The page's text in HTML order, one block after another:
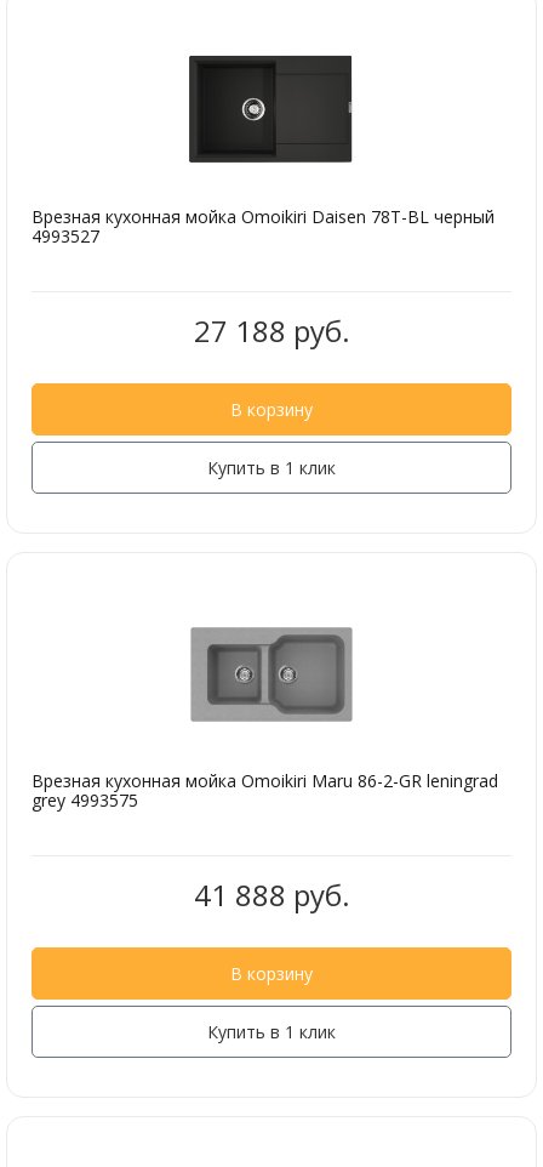
Врезная кухонная мойка Omoikiri Daisen 78T-BL черный
4993527
27 188 руб.
В корзину
Купить в 1 клик
Врезная кухонная мойка Omoikiri Maru 86-2-GR leningrad
grey 4993575
41 888 руб.
В корзину
Купить в 1 клик